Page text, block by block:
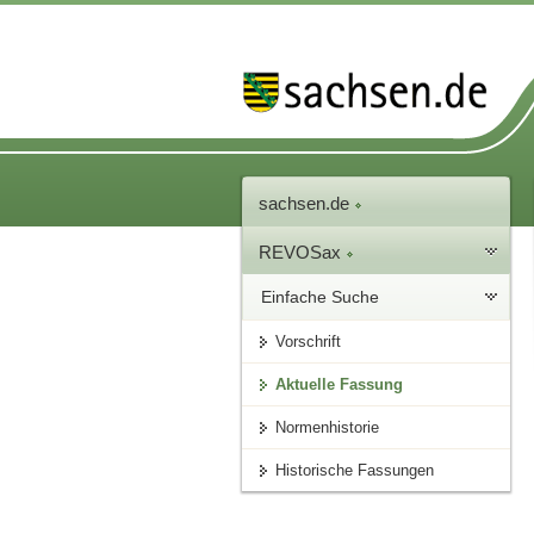
sachsen.de
REVOSax
Einfache Suche
Vorschrift
Aktuelle Fassung
Normenhistorie
Historische Fassungen